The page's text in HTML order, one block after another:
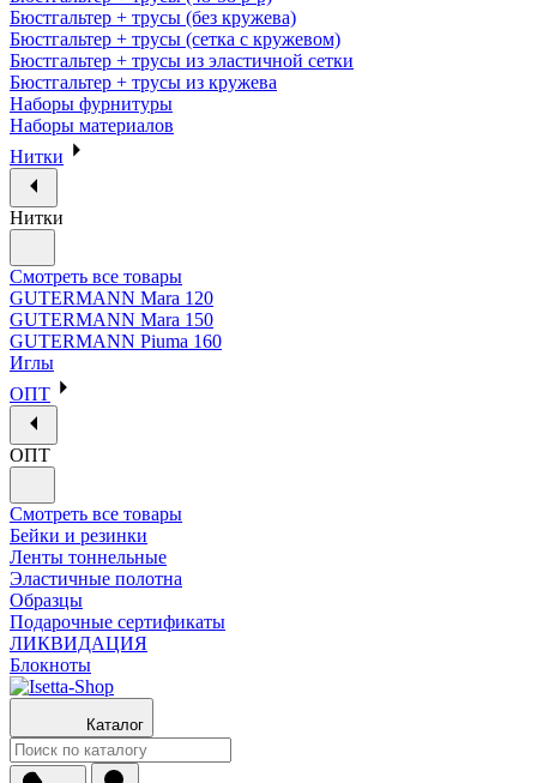
Бюстгальтер + трусы (без кружева)
Бюстгальтер + трусы (сетка с кружевом)
Бюстгальтер + трусы из эластичной сетки
Бюстгальтер + трусы из кружева
Наборы фурнитуры
Наборы материалов
Нитки
Нитки
Смотреть все товары
GUTERMANN Mara 120
GUTERMANN Mara 150
GUTERMANN Piuma 160
Иглы
ОПТ
ОПТ
Смотреть все товары
Бейки и резинки
Ленты тоннельные
Эластичные полотна
Образцы
Подарочные сертификаты
ЛИКВИДАЦИЯ
Блокноты
Каталог